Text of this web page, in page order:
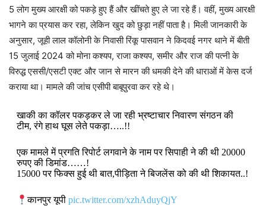
5 लोग मुख्य आरक्षी को पकड़े हुए हैं और खींचते हुए ले जा रहे हैं। वहीं, मुख्य आरक्षी
भागने का प्रयास कर रहा, लेकिन खुद को छुड़ा नहीं पाता है। मिली जानकारी के
अनुसार, जूही लाल कॉलोनी के निवासी रिंकू पासवान ने किदवई नगर थाने में बीती
15 जुलाई 2024 को मोना कश्यप, राजा कश्यप, समीर और राज की पत्नी के
विरुद्ध एससी/एसटी एक्ट और जान से मारन की धमकी देने की धाराओं में केस दर्ज
कराया था। मामले की जांच एसीपी बाबूपुरवा कर रहे थे।
खाकी का कॉलर पकड़कर ले जा रही भ्रष्टाचार निवारण संगठन की
टीम, रंगे हाथ घूस लेते पकड़ा…..!!
एक मामले में प्रगति रिपोर्ट लगवाने के नाम पर सिपाही ने की थी 20000
रुपए की डिमांड……!
15000 पर फिक्स हुई थी बात,पीड़िता ने बिजलेंस को की थी शिकायत..!
कानपुर यूपी pic.twitter.com/xzhAduyQjY